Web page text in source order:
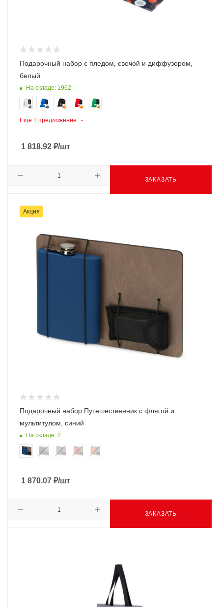
Подарочный набор с пледом, свечой и диффузором,
белый
На складе: 1962
Еще 1 предложение
1 818.92 ₽/шт
ЗАКАЗАТЬ
Акция
Подарочный набор Путешественник с флягой и
мультитулом, синий
На складе: 2
1 870.07 ₽/шт
ЗАКАЗАТЬ